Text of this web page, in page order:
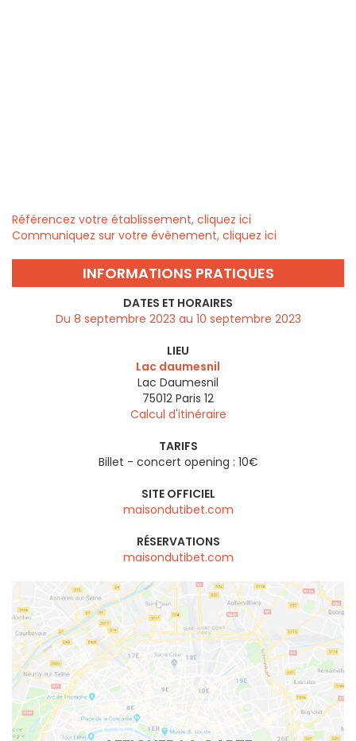
Référencez votre établissement, cliquez ici
Communiquez sur votre évènement, cliquez ici
INFORMATIONS PRATIQUES
DATES ET HORAIRES
Du 8 septembre 2023 au 10 septembre 2023
LIEU
Lac daumesnil
Lac Daumesnil
75012 Paris 12
Calcul d'itinéraire
TARIFS
Billet - concert opening : 10€
SITE OFFICIEL
maisondutibet.com
RÉSERVATIONS
maisondutibet.com